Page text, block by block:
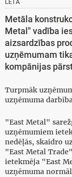
LETA
Metāla
Metal" vadība
aizsardzības
uzņēmumam
kompānijas
Turpmāk
uzņēmuma
"East Metal"
uzņēmumiem
nedēļās, skaidro
"East Metal
ietekmēja "East
uzņēmuma